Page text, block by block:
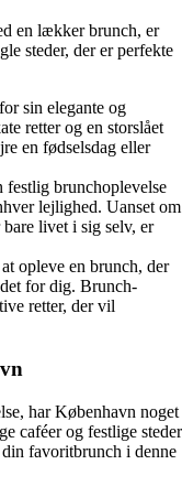
en lækker brunch, er
steder, der er perfekte
sin elegante og
retter og en storslået
en fødselsdag eller
festlig brunchoplevelse
lejlighed. Uanset om
livet i sig selv, er
opleve en brunch, der
for dig. Brunch-
retter, der vil
har København noget
caféer og festlige steder
favoritbrunch i denne